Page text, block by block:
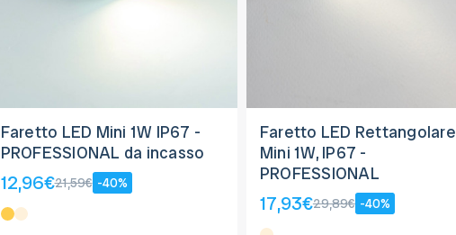
Faretto LED Mini 1W IP67 -
PROFESSIONAL da incasso
12,96€21,59€ -40%
Faretto LED Rettangolare
Mini 1W, IP67 -
PROFESSIONAL
17,93€29,89€ -40%